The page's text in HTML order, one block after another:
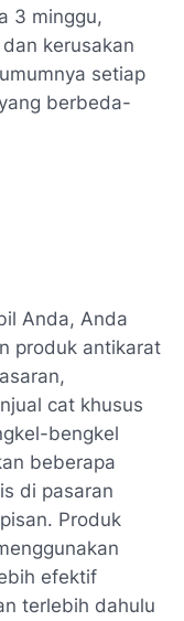
3 minggu,
kerusakan
setiap
berbeda-
Anda, Anda
produk antikarat
cat khusus
bengkel
beberapa
di pasaran
Produk
efektif
terlebih dahulu